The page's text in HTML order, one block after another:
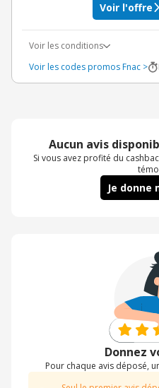
Voir l'offre
Voir les conditions
Voir les codes promos Fnac >
Aucun avis
Si vous avez profité du
Je donne
Donnez
Pour chaque avis déposé,